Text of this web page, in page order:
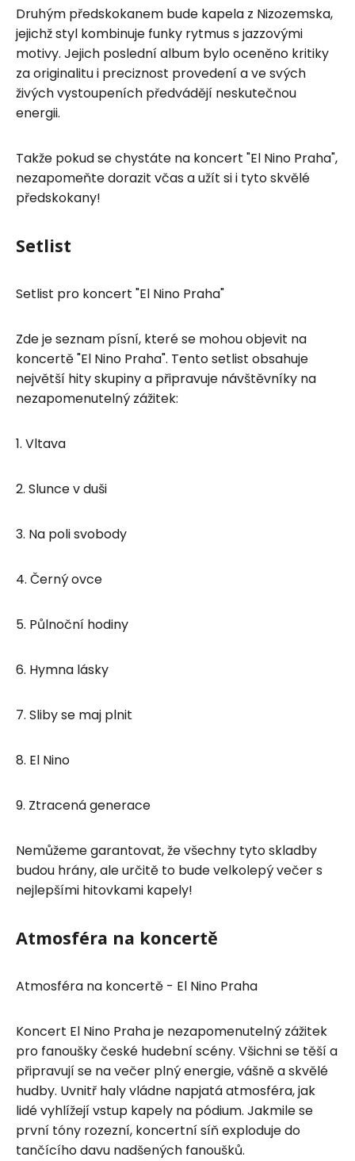
Druhým předskokanem bude kapela z Nizozemska,
jejichž styl kombinuje funky rytmus s jazzovými
motivy. Jejich poslední album bylo oceněno kritiky
za originalitu i preciznost provedení a ve svých
živých vystoupeních předvádějí neskutečnou
energii.
Takže pokud se chystáte na koncert "El Nino Praha",
nezapomeňte dorazit včas a užít si i tyto skvělé
předskokany!
Setlist
Setlist pro koncert "El Nino Praha"
Zde je seznam písní, které se mohou objevit na
koncertě "El Nino Praha". Tento setlist obsahuje
největší hity skupiny a připravuje návštěvníky na
nezapomenutelný zážitek:
1. Vltava
2. Slunce v duši
3. Na poli svobody
4. Černý ovce
5. Půlnoční hodiny
6. Hymna lásky
7. Sliby se maj plnit
8. El Nino
9. Ztracená generace
Nemůžeme garantovat, že všechny tyto skladby
budou hrány, ale určitě to bude velkolepý večer s
nejlepšími hitovkami kapely!
Atmosféra na koncertě
Atmosféra na koncertě - El Nino Praha
Koncert El Nino Praha je nezapomenutelný zážitek
pro fanoušky české hudební scény. Všichni se těší a
připravují se na večer plný energie, vášně a skvělé
hudby. Uvnitř haly vládne napjatá atmosféra, jak
lidé vyhlížejí vstup kapely na pódium. Jakmile se
první tóny rozezní, koncertní síň exploduje do
tančícího davu nadšených fanoušků.